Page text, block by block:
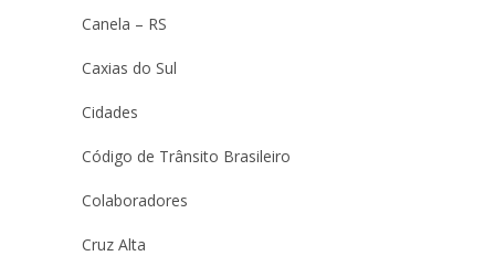
Canela – RS
Caxias do Sul
Cidades
Código de Trânsito Brasileiro
Colaboradores
Cruz Alta